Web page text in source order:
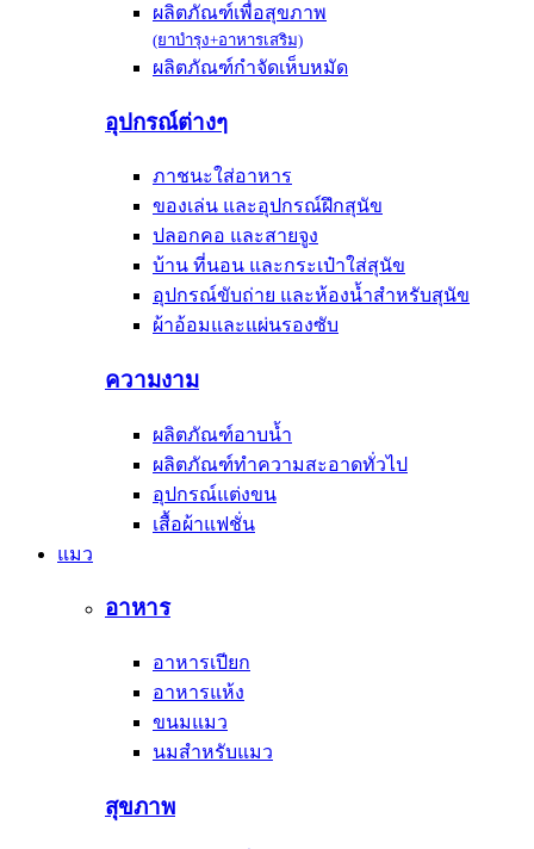
ผลิตภัณฑ์เพื่อสุขภาพ
(ยาบำรุง+อาหารเสริม)
ผลิตภัณฑ์กำจัดเห็บหมัด
อุปกรณ์ต่างๆ
ภาชนะใส่อาหาร
ของเล่น และอุปกรณ์ฝึกสุนัข
ปลอกคอ และสายจูง
บ้าน ที่นอน และกระเป๋าใส่สุนัข
อุปกรณ์ขับถ่าย และห้องน้ำสำหรับสุนัข
ผ้าอ้อมและแผ่นรองซับ
ความงาม
ผลิตภัณฑ์อาบน้ำ
ผลิตภัณฑ์ทำความสะอาดทั่วไป
อุปกรณ์แต่งขน
เสื้อผ้าแฟชั่น
แมว
อาหาร
อาหารเปียก
อาหารแห้ง
ขนมแมว
นมสำหรับแมว
สุขภาพ